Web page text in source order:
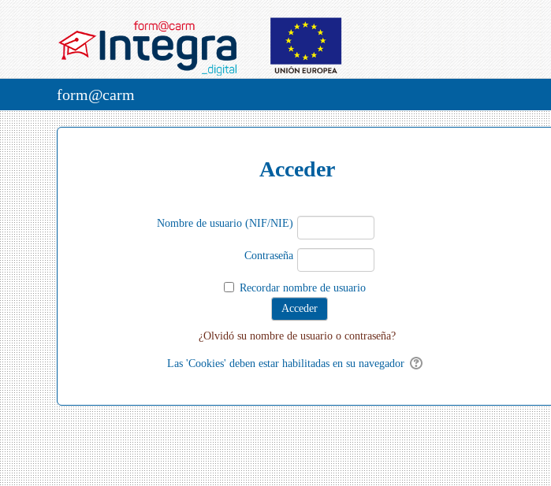
form@carm
Acceder
Nombre de usuario (NIF/NIE)
Contraseña
Recordar nombre de usuario
¿Olvidó su nombre de usuario o contraseña?
Las 'Cookies' deben estar habilitadas en su navegador